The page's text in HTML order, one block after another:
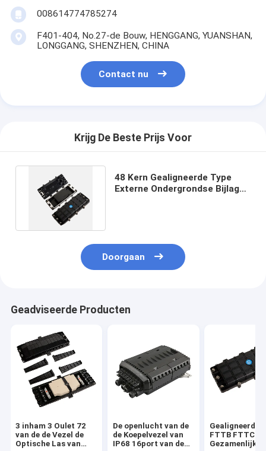
008614774785274
F401-404, No.27-de Bouw, HENGGANG, YUANSHAN,
LONGGANG, SHENZHEN, CHINA
Contact nu
Krijg De Beste Prijs Voor
48 Kern Gealigneerde Type
Externe Ondergrondse Bijlage
Doorgaan
Geadviseerde Producten
3 inham 3 Oulet 72
van de de Vezel de
Optische Las van
De openlucht van de
de Koepelvezel van
IP68 16port van de
Gealigneerd
FTTB FTTC 2
Gezamenlijke